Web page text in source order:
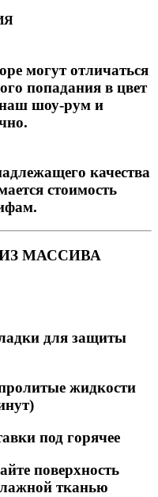
могут отличаться
попадания в цвет
наш шоу-рум и
качества
стоимость
МАССИВА
для защиты
жидкости
под горячее
поверхность
тканью